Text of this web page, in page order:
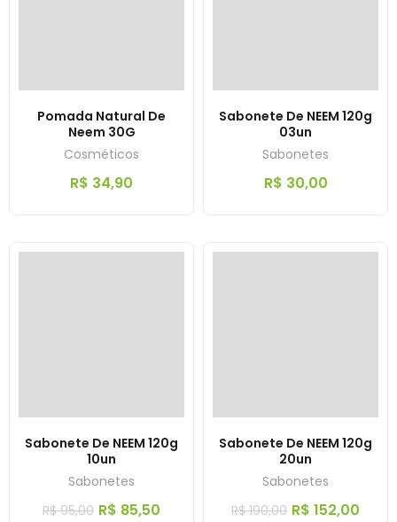
Pomada Natural De
Neem 30G
Cosméticos
R$ 34,90
Sabonete De NEEM 120g
03un
Sabonetes
R$ 30,00
Sabonete De NEEM 120g
10un
Sabonetes
R$95,00 R$ 85,50
Sabonete De NEEM 120g
20un
Sabonetes
R$190,00 R$ 152,00